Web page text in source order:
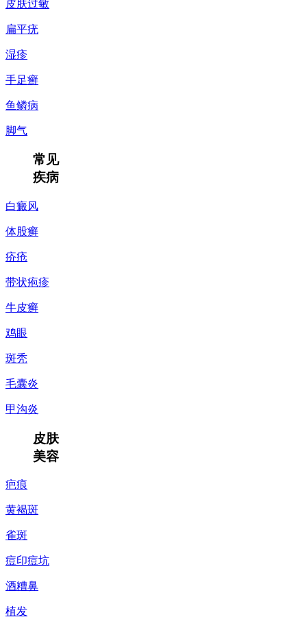
皮肤过敏
扁平疣
湿疹
手足癣
鱼鳞病
脚气
常见
疾病
白癜风
体股癣
疥疮
带状疱疹
牛皮癣
鸡眼
斑秃
毛囊炎
甲沟炎
皮肤
美容
疤痕
黄褐斑
雀斑
痘印痘坑
酒糟鼻
植发